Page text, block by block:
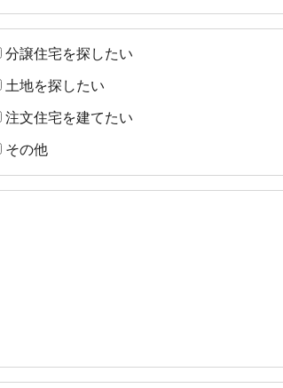
分譲住宅を探したい
土地を探したい
注文住宅を建てたい
その他